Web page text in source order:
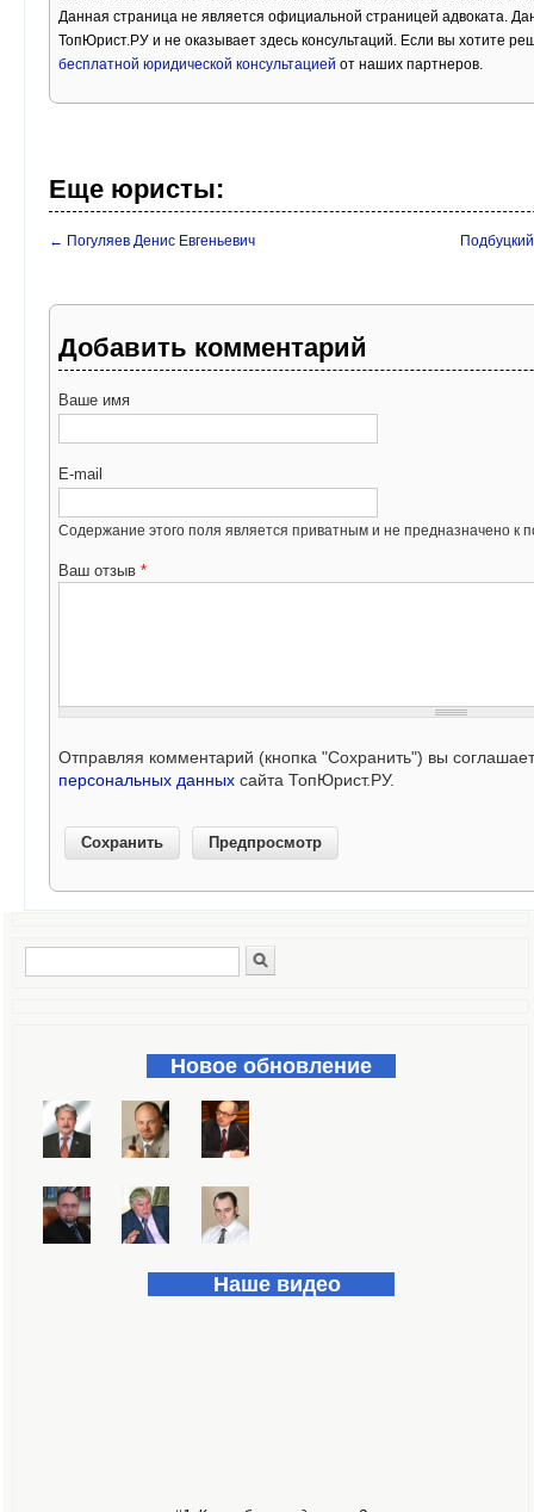
Данная страница не является официальной страницей адвоката.
ТопЮрист.РУ и не оказывает здесь консультаций. Если вы хотите
бесплатной юридической консультацией от наших партнеров.
Еще юристы:
← Погуляев Денис Евгеньевич
Добавить комментарий
Ваше имя
E-mail
Содержание этого поля является приватным и не предназначено к
Ваш отзыв *
Отправляя комментарий (кнопка "Сохранить") вы
персональных данных сайта ТопЮрист.РУ.
Форма поиска
Новое обновление
Наше видео